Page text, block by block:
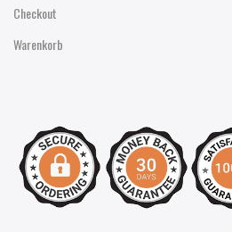
Checkout
Warenkorb